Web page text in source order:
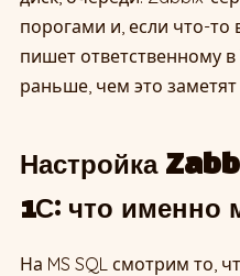
порогами и, если что-то
пишет ответственному
раньше, чем это
Настройка
1С: что именно
На MS SQL смотрим то,